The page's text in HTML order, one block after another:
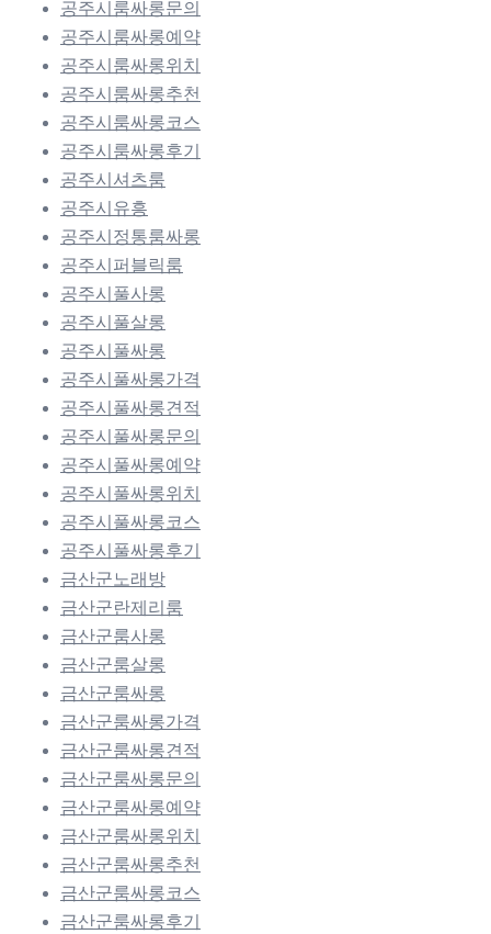
공주시룸싸롱문의
공주시룸싸롱예약
공주시룸싸롱위치
공주시룸싸롱추천
공주시룸싸롱코스
공주시룸싸롱후기
공주시셔츠룸
공주시유흥
공주시정통룸싸롱
공주시퍼블릭룸
공주시풀사롱
공주시풀살롱
공주시풀싸롱
공주시풀싸롱가격
공주시풀싸롱견적
공주시풀싸롱문의
공주시풀싸롱예약
공주시풀싸롱위치
공주시풀싸롱코스
공주시풀싸롱후기
금산군노래방
금산군란제리룸
금산군룸사롱
금산군룸살롱
금산군룸싸롱
금산군룸싸롱가격
금산군룸싸롱견적
금산군룸싸롱문의
금산군룸싸롱예약
금산군룸싸롱위치
금산군룸싸롱추천
금산군룸싸롱코스
금산군룸싸롱후기